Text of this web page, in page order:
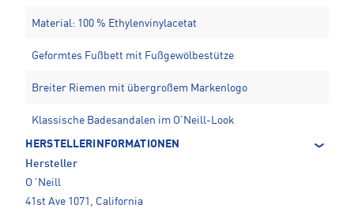
Material: 100 % Ethylenvinylacetat
Geformtes Fußbett mit Fußgewölbestütze
Breiter Riemen mit übergroßem Markenlogo
Klassische Badesandalen im O'Neill-Look
HERSTELLERINFORMATIONEN
Hersteller
O´Neill
41st Ave 1071, California